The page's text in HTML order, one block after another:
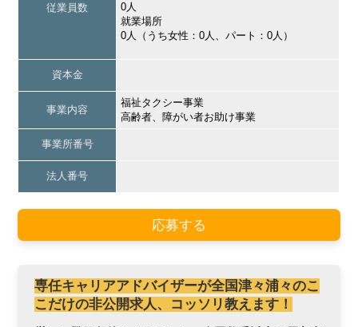
従業員数
0人
就業場所
0人（うち女性：0人、パート：0人）
資本金
事業内容
福祉タクシー事業
高齢者、障がい者お助け事業
事業所番号
法人番号
応募する
専任キャリアアドバイザーが全国津々浦々のこ
こだけの非公開求人、コッソリ教えます！